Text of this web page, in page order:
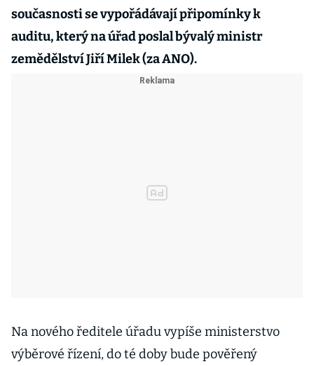
současnosti se vypořádávají připomínky k
auditu, který na úřad poslal bývalý ministr
zemědělství Jiří Milek (za ANO).
Na nového ředitele úřadu vypíše ministerstvo
výběrové řízení, do té doby bude pověřený